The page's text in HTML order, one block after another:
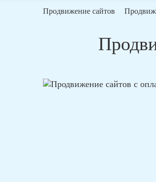
Продвижение сайтов